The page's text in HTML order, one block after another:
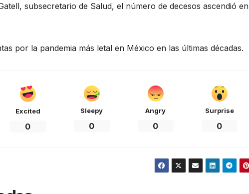
subsecretario de Salud, el número de decesos ascendió en
por la pandemia más letal en México en las últimas décadas.
Excited
0
Sleepy
0
Angry
0
Surprise
0